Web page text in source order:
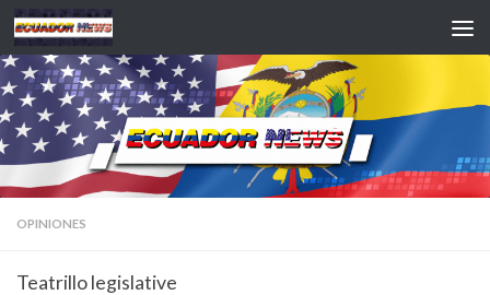
Saltar al contenido
OPINIONES
Teatrillo legislative